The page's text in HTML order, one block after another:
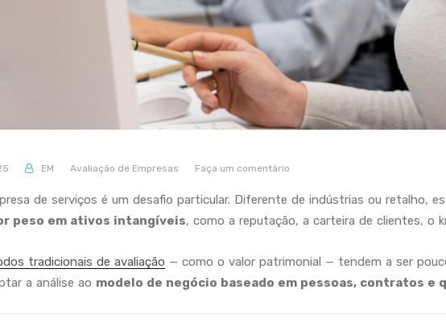
EM Avaliação de Empresas Faça um comentário
de serviços é um desafio particular. Diferente de indústrias ou retalho,
peso em ativos intangíveis, como a reputação, a carteira de clientes, o
tradicionais de avaliação — como o valor patrimonial — tendem a ser
a análise ao modelo de negócio baseado em pessoas, contratos e